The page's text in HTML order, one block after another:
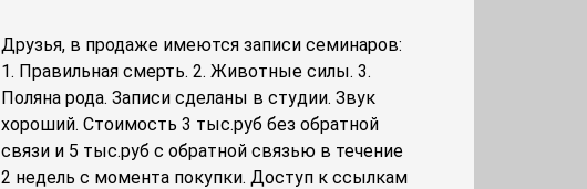
Друзья, в продаже имеются записи семинаров:
1. Правильная смерть. 2. Животные силы. 3.
Поляна рода. Записи сделаны в студии. Звук
хороший. Стоимость 3 тыс.руб без обратной
связи и 5 тыс.руб с обратной связью в течение
2 недель с момента покупки. Доступ к ссылкам